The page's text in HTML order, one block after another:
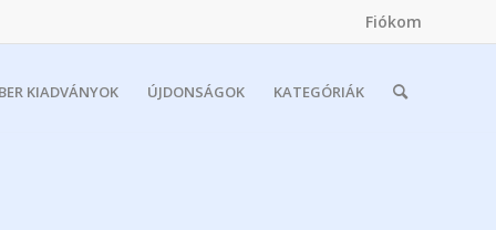
Fiókom
KIADVÁNYOK ÚJDONSÁGOK KATEGÓRIÁK